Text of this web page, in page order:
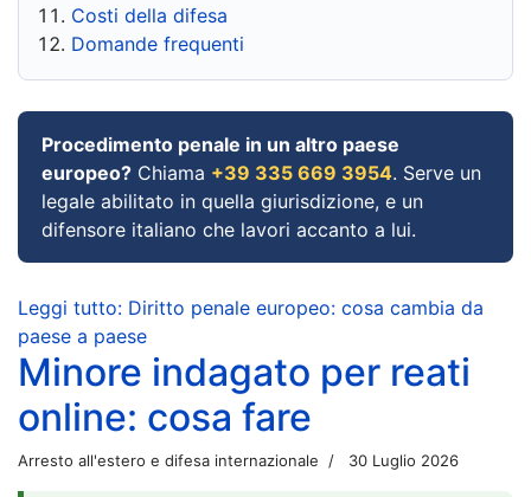
Costi della difesa
Domande frequenti
Procedimento penale in un altro paese
europeo? Chiama +39 335 669 3954. Serve un
legale abilitato in quella giurisdizione, e un
difensore italiano che lavori accanto a lui.
Leggi tutto: Diritto penale europeo: cosa cambia da
paese a paese
Minore indagato per reati
online: cosa fare
Arresto all'estero e difesa internazionale 30 Luglio 2026